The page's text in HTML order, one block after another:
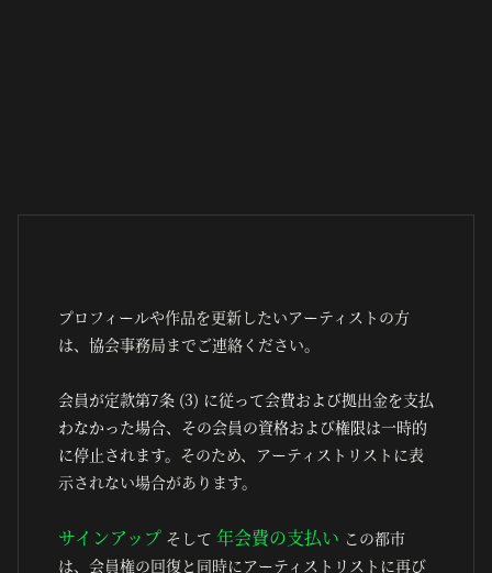
プロフィールや作品を更新したいアーティストの方
は、協会事務局までご連絡ください。
会員が定款第7条 (3) に従って会費および拠出金を支払
わなかった場合、その会員の資格および権限は一時的
に停止されます。 そのため、アーティストリストに表
示されない場合があります。
サインアップ そして 年会費の支払い この都市
は、会員権の回復と同時にアーティストリストに再び